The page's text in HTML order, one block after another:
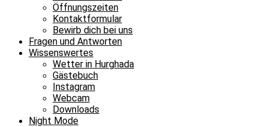
Öffnungszeiten
Kontaktformular
Bewirb dich bei uns
Fragen und Antworten
Wissenswertes
Wetter in Hurghada
Gästebuch
Instagram
Webcam
Downloads
Night Mode